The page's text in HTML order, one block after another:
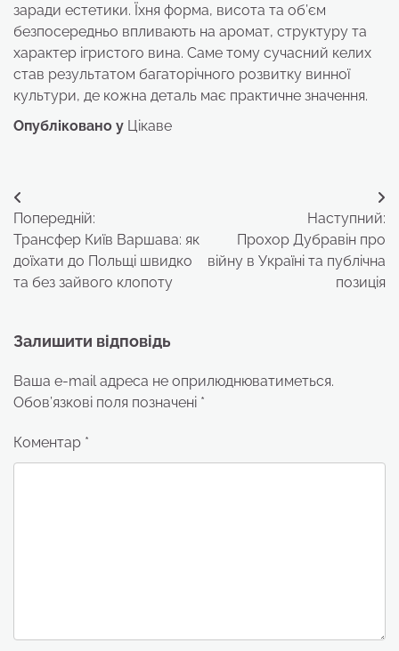
заради естетики. Їхня форма, висота та об’єм
безпосередньо впливають на аромат, структуру та
характер ігристого вина. Саме тому сучасний келих
став результатом багаторічного розвитку винної
культури, де кожна деталь має практичне значення.
Опубліковано у Цікаве
Навігація
записів
Попередній:
Трансфер Київ Варшава: як
доїхати до Польщі швидко
та без зайвого клопоту
Наступний:
Прохор Дубравін про
війну в Україні та публічна
позиція
Залишити відповідь
Ваша e-mail адреса не оприлюднюватиметься.
Обов’язкові поля позначені *
Коментар *